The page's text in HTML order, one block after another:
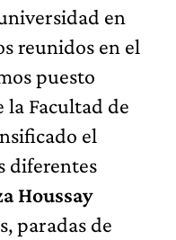
en
reunidos en el
puesto
la Facultad de
el
diferentes
Houssay
paradas de